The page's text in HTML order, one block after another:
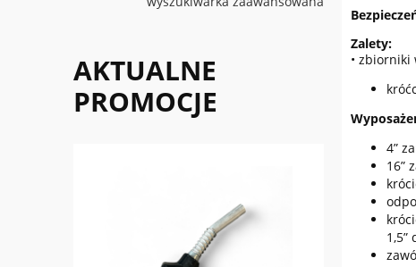
AKTUALNE
PROMOCJE
Bezpiecze
Zalety:
• zbiorniki
Wyposaż
4”
16”